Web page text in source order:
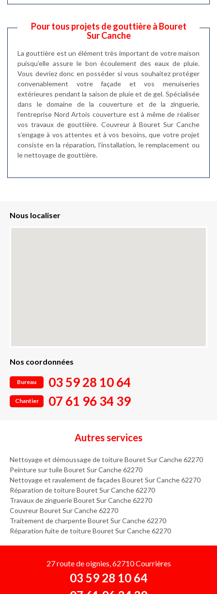
Pour tous projets de gouttière à Bouret
Sur Canche
La gouttière est un élément très important de votre maison
puisqu’elle assure le bon écoulement des eaux de pluie.
Vous devriez donc en posséder si vous souhaitez protéger
convenablement votre façade et vos menuiseries
extérieures pendant la saison de pluie et de gel. Spécialisée
dans le domaine de la couverture et de la zinguerie,
l’entreprise Nord Artois couverture est à même de réaliser
vos travaux de gouttière. Couvreur à Bouret Sur Canche
s’engage à vos attentes et à vos besoins, que votre projet
consiste en la réparation, l’installation, le remplacement ou
le nettoyage de gouttière.
Nous localiser
Nos coordonnées
Bureau 03 59 28 10 64
Chantier 07 61 96 34 39
Autres services
Nettoyage et démoussage de toiture Bouret Sur Canche 62270
Peinture sur tuile Bouret Sur Canche 62270
Nettoyage et ravalement de façades Bouret Sur Canche 62270
Réparation de toiture Bouret Sur Canche 62270
Travaux de zinguerie Bouret Sur Canche 62270
Couvreur Bouret Sur Canche 62270
Traitement de charpente Bouret Sur Canche 62270
Réparation fuite de toiture Bouret Sur Canche 62270
27 route de oignies, 62710 Courrières
03 59 28 10 64